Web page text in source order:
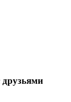
друзьями